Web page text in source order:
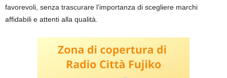
favorevoli, senza trascurare l’importanza di scegliere marchi
affidabili e attenti alla qualità.